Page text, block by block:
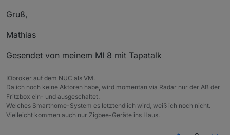
Gruß,
Mathias
Gesendet von meinem MI 8 mit Tapatalk
IObroker auf dem NUC als VM.
Da ich noch keine Aktoren habe, wird momentan via Radar nur der AB der
Fritzbox ein- und ausgeschaltet.
Welches Smarthome-System es letztendlich wird, weiß ich noch nicht.
Vielleicht kommen auch nur Zigbee-Geräte ins Haus.